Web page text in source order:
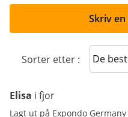
Skriv
Sorter etter : Sort
Elisa i fjor
Lagt ut på Expondo Germany